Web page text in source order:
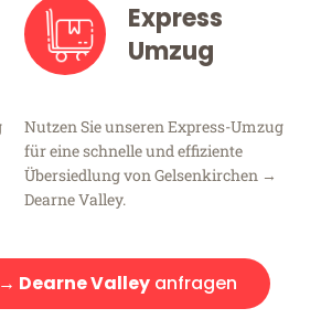
Express
Umzug
Nutzen Sie unseren Express-Umzug
für eine schnelle und effiziente
Übersiedlung von Gelsenkirchen →
Dearne Valley.
Dearne Valley anfragen